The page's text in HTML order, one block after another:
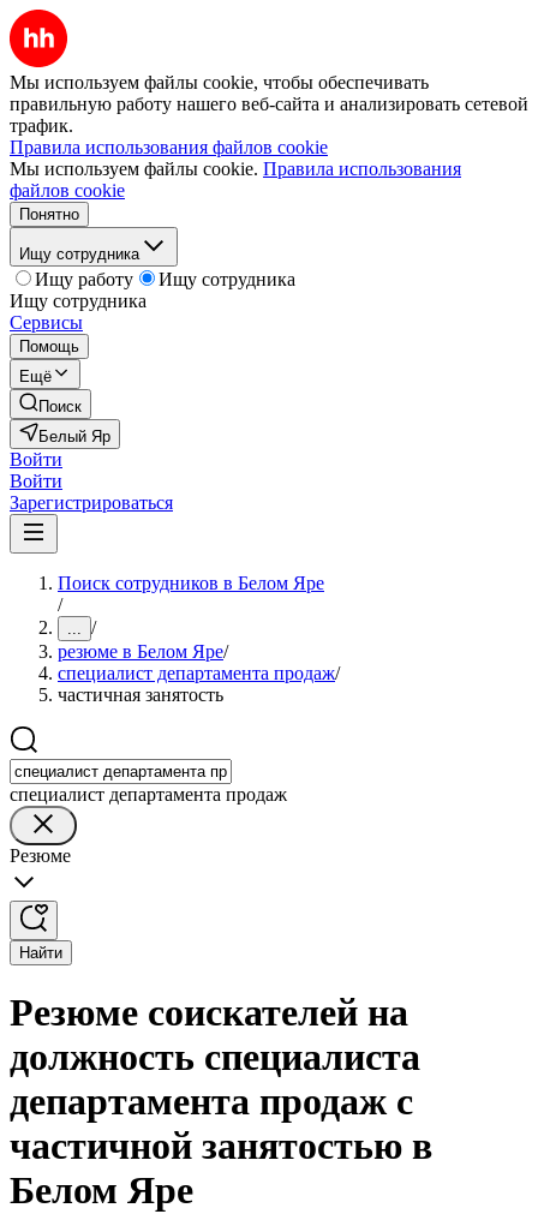
Мы используем файлы cookie, чтобы обеспечивать
правильную работу нашего веб-сайта и анализировать сетевой
трафик.
Правила использования файлов cookie
Мы используем файлы cookie. Правила использования
файлов cookie
Понятно
Ищу сотрудника
Ищу работу
Ищу сотрудника
Ищу сотрудника
Сервисы
Помощь
Ещё
Поиск
Белый Яр
Войти
Войти
Зарегистрироваться
Поиск сотрудников в Белом Яре
/
... /
резюме в Белом Яре/
специалист департамента продаж/
частичная занятость
специалист департамента продаж
Резюме
Найти
Резюме соискателей на
должность специалиста
департамента продаж с
частичной занятостью в
Белом Яре